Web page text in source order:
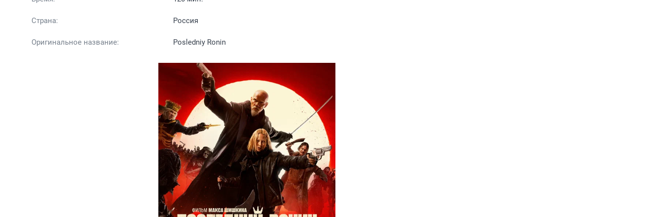
Страна: Россия
Оригинальное название: Posledniy Ronin